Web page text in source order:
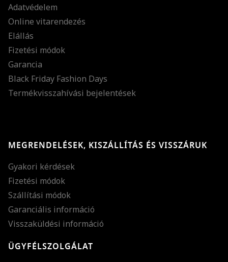
Adatvédelem
Online vitarendezés
Elállás
Fizetési módok
Garancia
Black Friday Fashion Days
Termékvisszahívási bejelentések
MEGRENDELÉSEK, KISZÁLLÍTÁS ÉS VISSZÁRUK
Gyakori kérdések
Fizetési módok
Szállítási módok
Garanciális információ
Visszaküldési információ
ÜGYFÉLSZOLGÁLAT